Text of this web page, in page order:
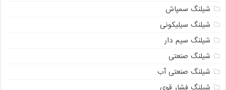
شیلنگ سمپاش
شیلنگ سیلیکونی
شیلنگ سیم دار
شیلنگ صنعتی
شیلنگ صنعتی آب
شیلنگ فشار قوی